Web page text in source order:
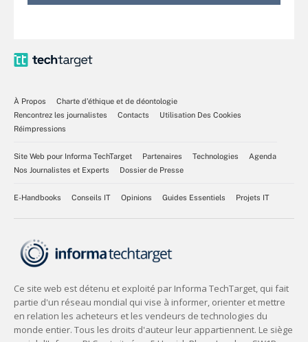
À Propos
Charte d’éthique et de déontologie
Rencontrez les journalistes
Contacts
Utilisation Des Cookies
Réimpressions
Site Web pour Informa TechTarget Partenaires Technologies
Agenda
Nos Journalistes et Experts
Dossier de Presse
E-Handbooks Conseils IT Opinions Guides Essentiels Projets IT